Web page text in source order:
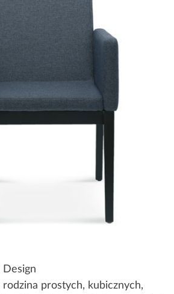
Design
rodzina prostych, kubicznych,